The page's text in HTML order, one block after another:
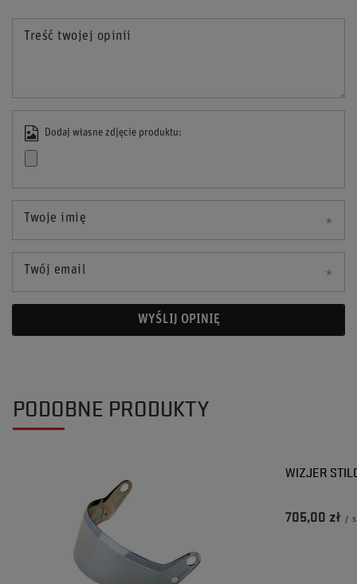
Treść twojej opinii
Dodaj własne zdjęcie produktu:
Twoje imię
Twój email
WYŚLIJ OPINIĘ
PODOBNE PRODUKTY
WIZJER
705,00 zł /